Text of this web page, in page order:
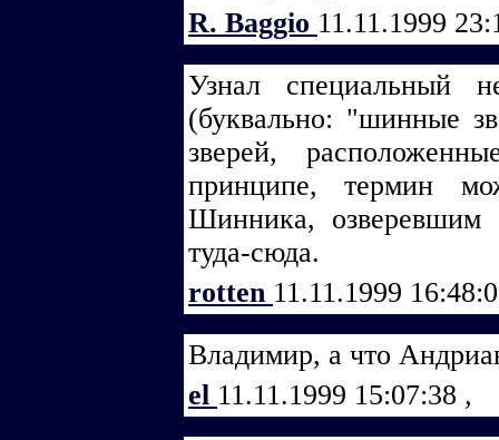
R. Baggio 11.11.1999
Узнал специальный
(буквально: "шинные
зверей,
принципе, термин
Шинника, озверевшим
туда-сюда.
rotten 11.11.1999
Владимир, а что
el 11.11.1999 15:07:38 ,